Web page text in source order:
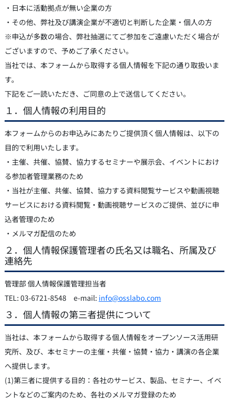
・日本に活動拠点が無い企業の方
・その他、弊社及び講演企業が不適切と判断した企業・個人の方
※申込が多数の場合、弊社抽選にてご参加をご遠慮いただく場合が
ございますので、予めご了承ください。
当社では、本フォームから取得する個人情報を下記の通り取扱いま
す。
下記をご一読いただき、ご同意の上で送信してください。
１．個人情報の利用目的
本フォームからのお申込みにあたりご提供頂く個人情報は、以下の
目的で利用いたします。
・主催、共催、協賛、協力するセミナーや展示会、イベントにおけ
る参加者管理業務のため
・当社が主催、共催、協賛、協力する資料閲覧サービスや動画視聴
サービスにおける資料閲覧・動画視聴サービスのご提供、並びに申
込者管理のため
・メルマガ配信のため
２．個人情報保護管理者の氏名又は職名、所属及び
連絡先
管理部 個人情報保護管理担当者
TEL: 03-6721-8548 e-mail: info@osslabo.com
３．個人情報の第三者提供について
当社は、本フォームから取得する個人情報をオープンソース活用研
究所、及び、本セミナーの主催・共催・協賛・協力・講演の各企業
へ提供します。
(1)第三者に提供する目的：各社のサービス、製品、セミナー、イベ
ントなどのご案内のため、各社のメルマガ登録のため